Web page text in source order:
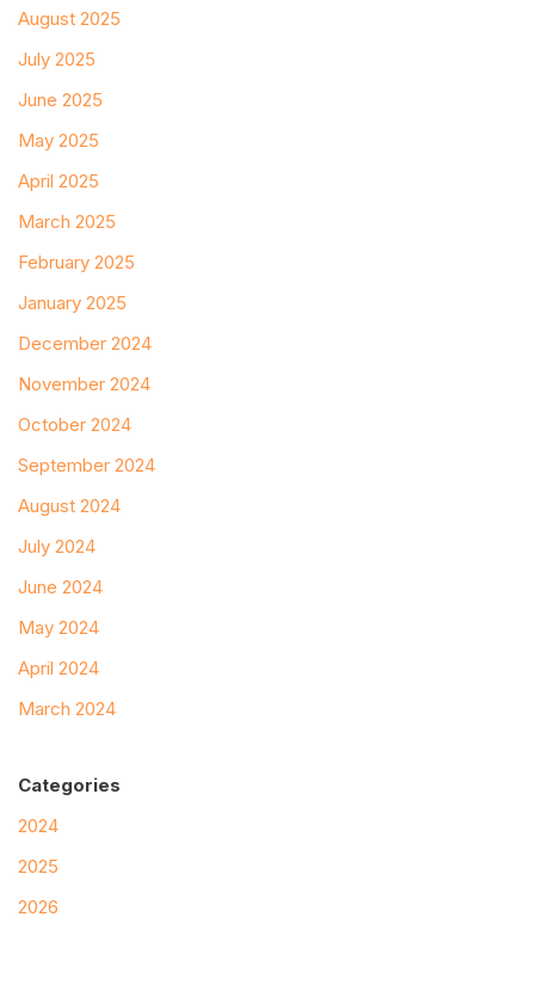
August 2025
July 2025
June 2025
May 2025
April 2025
March 2025
February 2025
January 2025
December 2024
November 2024
October 2024
September 2024
August 2024
July 2024
June 2024
May 2024
April 2024
March 2024
Categories
2024
2025
2026